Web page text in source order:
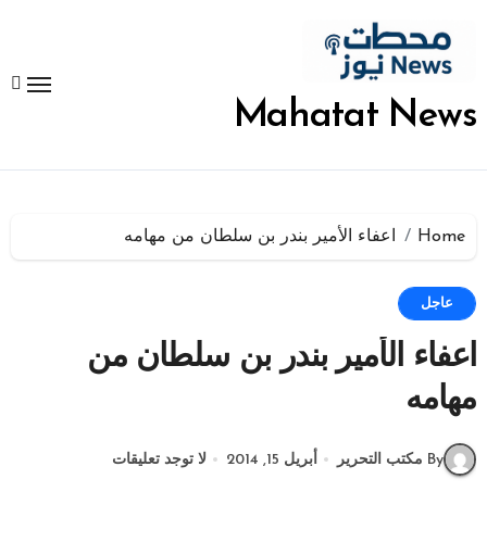
المحتوى
Mahatat News
Home اعفاء الأمير بندر بن سلطان من مهامه
عاجل
اعفاء الأمير بندر بن سلطان من
مهامه
By مكتب التحرير أبريل 15, 2014 لا توجد تعليقات